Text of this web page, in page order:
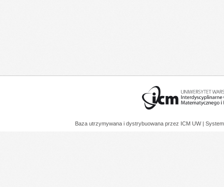
Baza utrzymywana i dystrybuowana przez ICM UW |